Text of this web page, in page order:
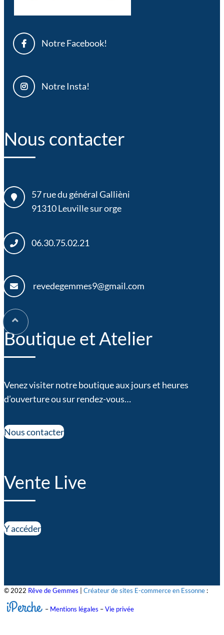
Notre Facebook!
Notre Insta!
Nous contacter
57 rue du général Gallièni
91310Leuville sur orge
06.30.75.02.21
revedegemmes9@gmail.com
Boutique et Atelier
Venez visiter notre boutique aux jours et heures
d’ouverture ou sur rendez-vous…
Nous contacter
Vente Live
Y accéder
© 2022 Rêve de Gemmes Créateur de sites E-commerce en Essonne :
iPerche – Mentions légales –Vie privée